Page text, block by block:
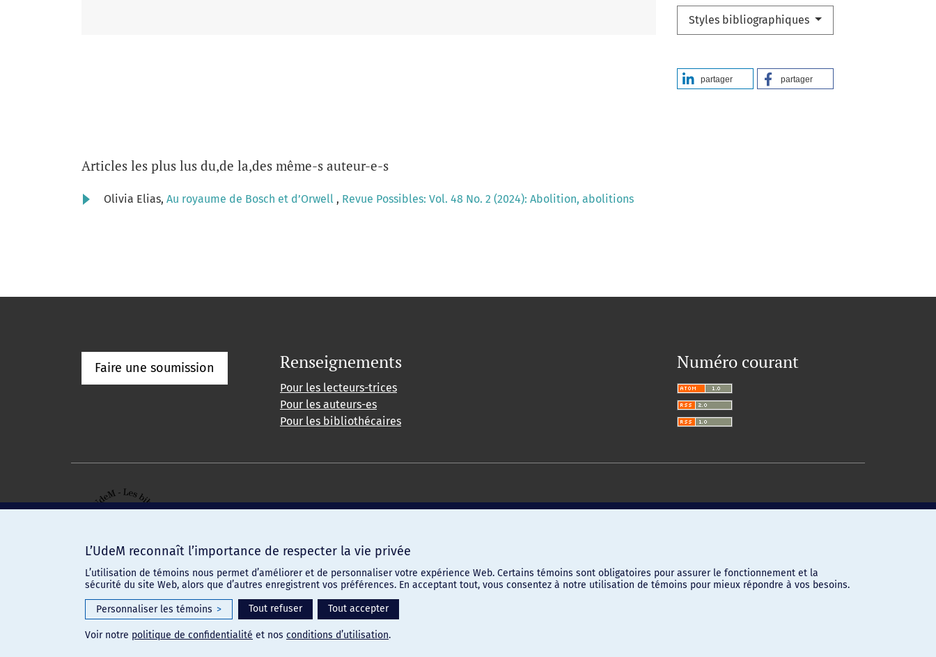
Styles bibliographiques
partager partager
Articles les plus lus du,de la,des même-s auteur-e-s
Olivia Elias, Au royaume de Bosch et d’Orwell , Revue Possibles: Vol. 48 No. 2 (2024): Abolition, abolitions
Faire une soumission Renseignements
Pour les lecteurs-trices
Pour les auteurs-es
Pour les bibliothécaires
Numéro courant
Confidentialité -Conditions d'utilisation
Paramètres des témoins
L’UdeM reconnaît l’importance de respecter la vie privée
L’utilisation de témoins nous permet d’améliorer et de personnaliser votre expérience Web. Certains témoins sont obligatoires pour assurer le fonctionnement et la
sécurité du site Web, alors que d’autres enregistrent vos préférences. En acceptant tout, vous consentez à notre utilisation de témoins pour mieux répondre à vos besoins.
Personnaliser les témoins > Tout refuser Tout accepter
Voir notre politique de confidentialité et nos conditions d’utilisation.